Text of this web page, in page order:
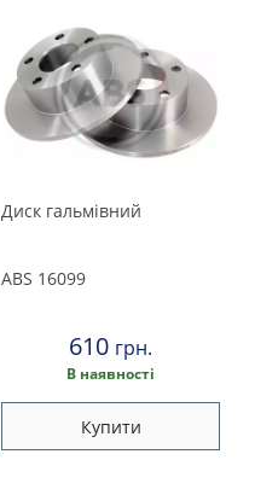
Диск гальмівний
ABS 16099
610 грн.
В наявності
Купити